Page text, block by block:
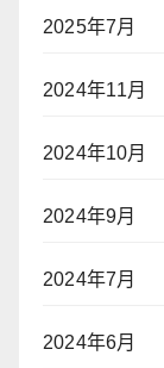
2025年7月
2024年11月
2024年10月
2024年9月
2024年7月
2024年6月